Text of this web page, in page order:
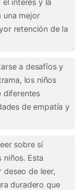
una mejor
retención de la
a desafíos y
los niños
diferentes
de empatía y
sobre sí
niños. Esta
deseo de leer,
duradero que